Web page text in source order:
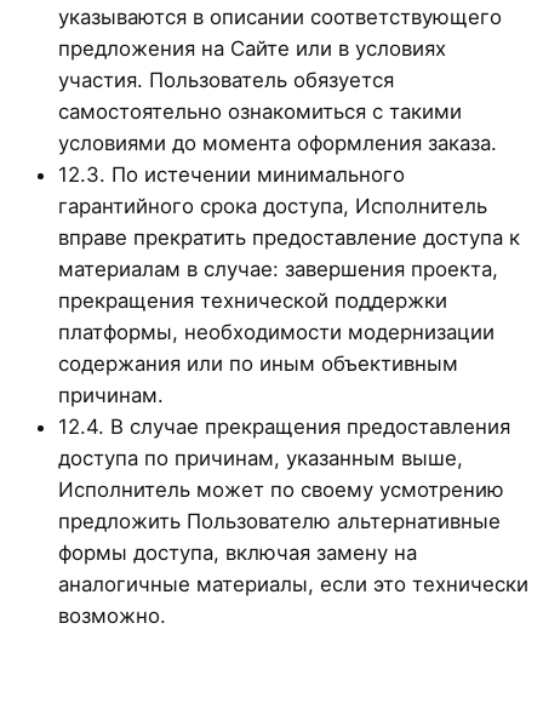
указываются в описании соответствующего
предложения на Сайте или в условиях
участия. Пользователь обязуется
самостоятельно ознакомиться с такими
условиями до момента оформления заказа.
12.3. По истечении минимального
гарантийного срока доступа, Исполнитель
вправе прекратить предоставление доступа к
материалам в случае: завершения проекта,
прекращения технической поддержки
платформы, необходимости модернизации
содержания или по иным объективным
причинам.
12.4. В случае прекращения предоставления
доступа по причинам, указанным выше,
Исполнитель может по своему усмотрению
предложить Пользователю альтернативные
формы доступа, включая замену на
аналогичные материалы, если это технически
возможно.